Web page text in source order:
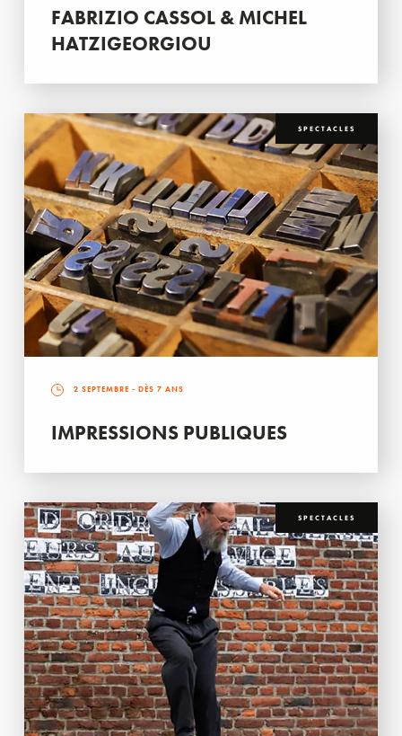
FABRIZIO CASSOL & MICHEL
HATZIGEORGIOU
SPECTACLES
2 SEPTEMBRE - DÈS 7 ANS
IMPRESSIONS PUBLIQUES
SPECTACLES